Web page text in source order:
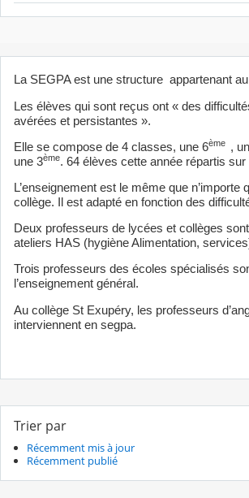
La SEGPA est une structure appartenant
Les élèves qui sont reçus ont « des
avérées et persistantes ».
Elle se compose de 4 classes, une 6ème ,
une 3ème. 64 élèves cette année répartis
L’enseignement est le même que n’importe
collège. Il est adapté en fonction des
Deux professeurs de lycées et collèges
ateliers HAS (hygiène Alimentation,
Trois professeurs des écoles spécialisés
l’enseignement général.
Au collège St Exupéry, les professeurs
interviennent en segpa.
Trier par
Récemment mis à jour
Récemment publié